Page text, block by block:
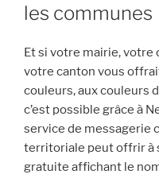
les communes
Et si votre mairie, votre
votre canton vous
couleurs, aux couleurs
c’est possible grâce à
service de messagerie
territoriale peut offrir à
gratuite affichant le